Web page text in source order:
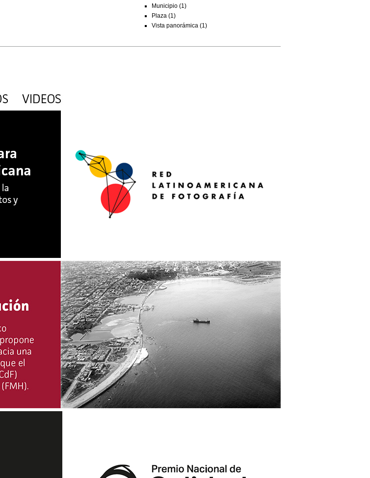
Municipio (1)
Plaza (1)
Vista panorámica (1)